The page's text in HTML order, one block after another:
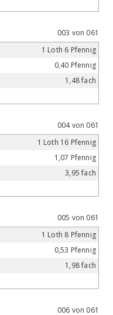
003 von 061
1 Loth 6 Pfennig
0,40 Pfennig
1,48 fach
004 von 061
1 Loth 16 Pfennig
1,07 Pfennig
3,95 fach
005 von 061
1 Loth 8 Pfennig
0,53 Pfennig
1,98 fach
006 von 061